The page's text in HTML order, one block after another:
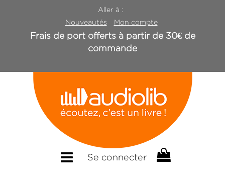
Aller à :
Nouveautés
Mon compte
Frais de port offerts à partir de 30€ de
commande
Se connecter